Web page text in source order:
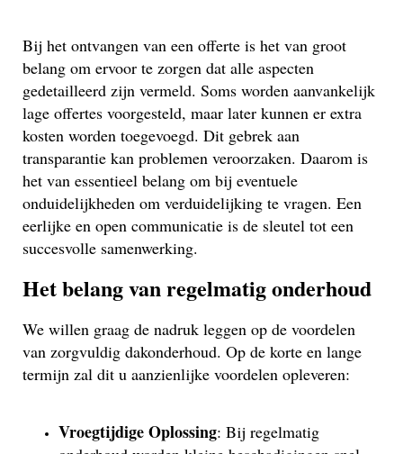
Bij het ontvangen van een offerte is het van groot
belang om ervoor te zorgen dat alle aspecten
gedetailleerd zijn vermeld. Soms worden aanvankelijk
lage offertes voorgesteld, maar later kunnen er extra
kosten worden toegevoegd. Dit gebrek aan
transparantie kan problemen veroorzaken. Daarom is
het van essentieel belang om bij eventuele
onduidelijkheden om verduidelijking te vragen. Een
eerlijke en open communicatie is de sleutel tot een
succesvolle samenwerking.
Het belang van regelmatig onderhoud
We willen graag de nadruk leggen op de voordelen
van zorgvuldig dakonderhoud. Op de korte en lange
termijn zal dit u aanzienlijke voordelen opleveren:
Vroegtijdige Oplossing: Bij regelmatig